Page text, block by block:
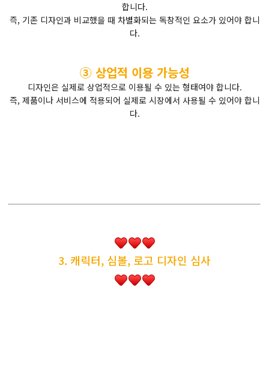
합니다.
즉, 기존 디자인과 비교했을 때 차별화되는 독창적인 요소가 있어야 합니
다.
③ 상업적 이용 가능성
디자인은 실제로 상업적으로 이용될 수 있는 형태여야 합니다.
즉, 제품이나 서비스에 적용되어 실제로 시장에서 사용될 수 있어야 합니
다.
3. 캐릭터, 심볼, 로고 디자인 심사